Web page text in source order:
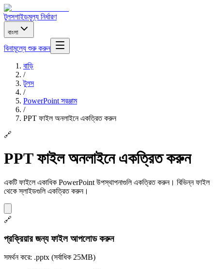
টুলসগাইডমূল্য নির্ধারণ
বাংলা
বিনামূল্যে শুরু করুন
বাড়ি
/
টুলস
/
PowerPoint সরঞ্জাম
/
PPT ফাইল অনলাইনে একত্রিত করুন
🔗
PPT ফাইল অনলাইনে একত্রিত করুন
একটি ফাইলে একাধিক PowerPoint উপস্থাপনাগুলি একত্রিত করুন। বিভিন্ন ফাইল
থেকে স্লাইডগুলি একত্রিত করুন।
🔗
প্রক্রিয়ার জন্য ফাইল আপলোড করুন
সমর্থন করে: .pptx (সর্বাধিক 25MB)